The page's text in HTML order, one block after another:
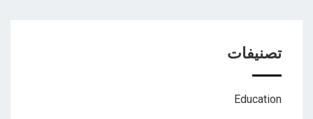
تصنيفات
Education